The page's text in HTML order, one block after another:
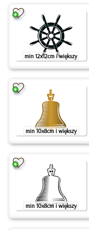
min 12x12cm i większy
min 10x8cm i większy
min 10x8cm i większy